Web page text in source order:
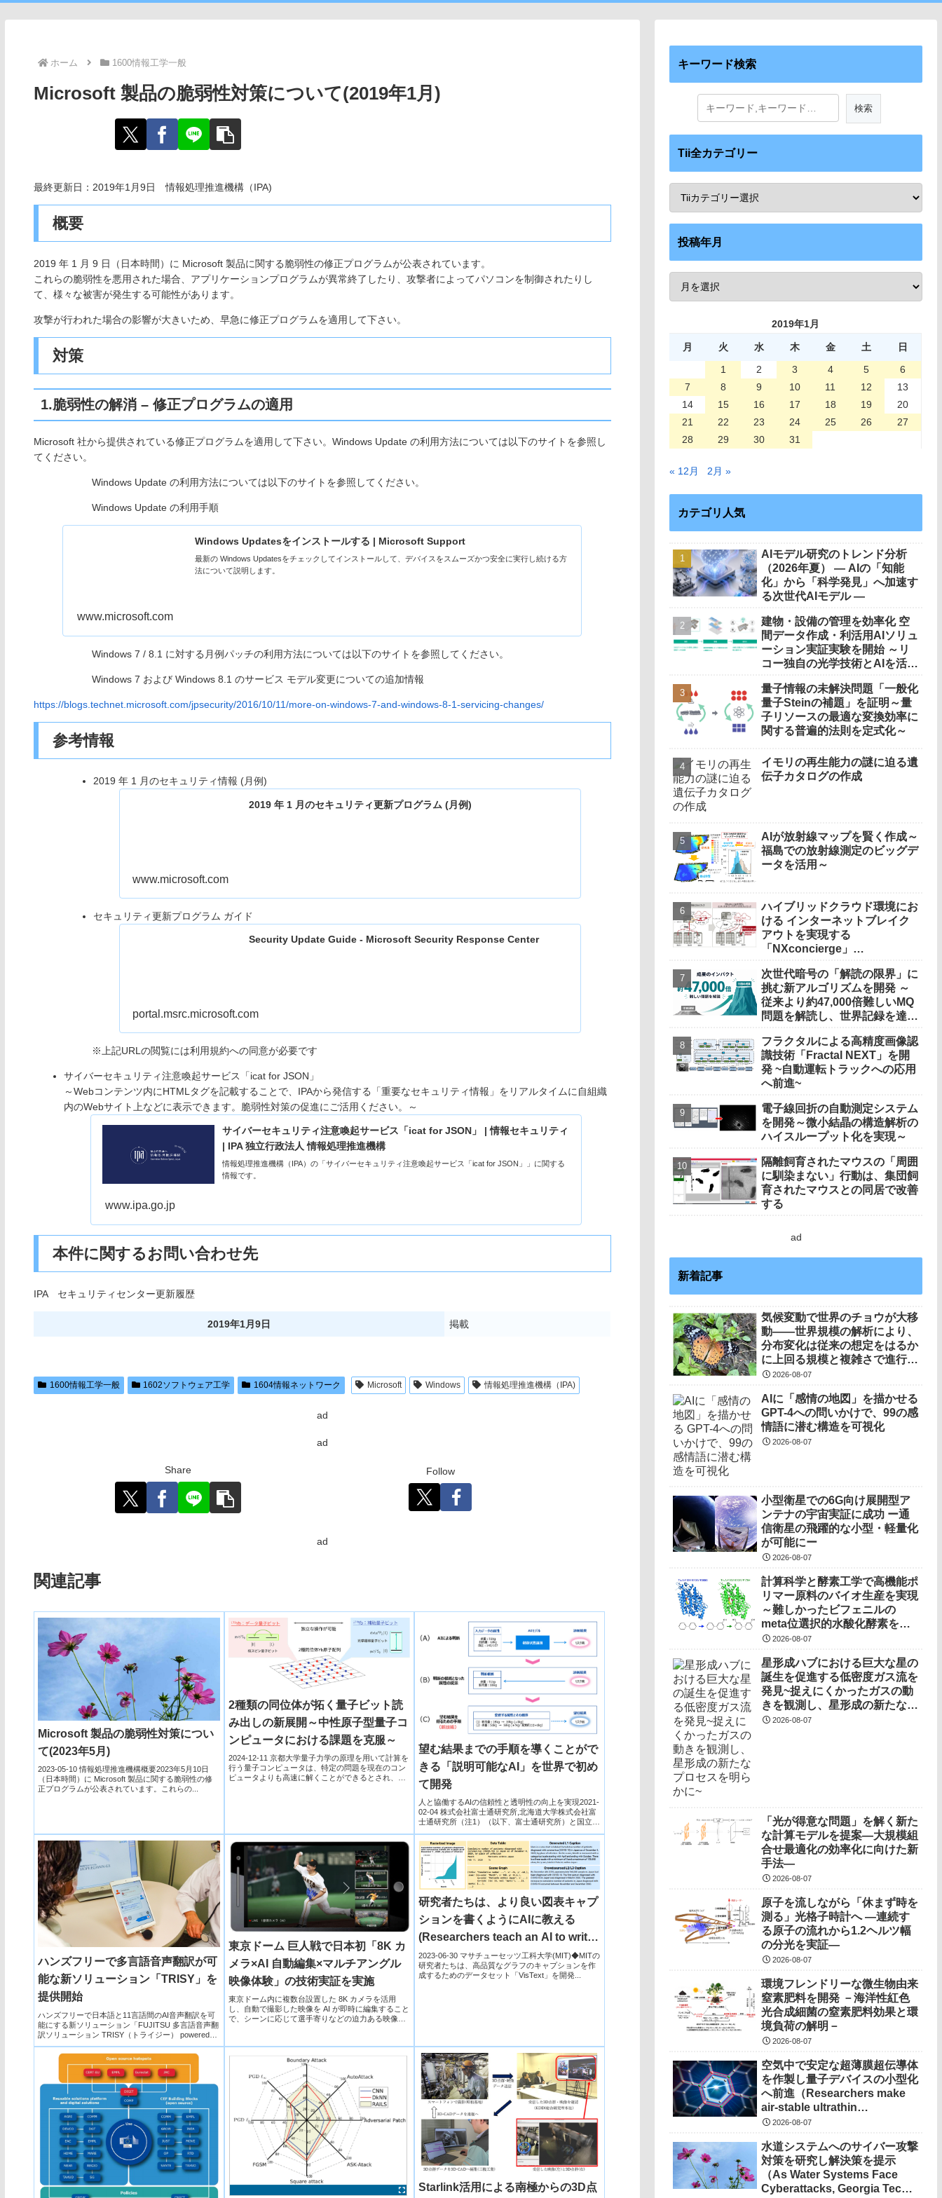
ホーム 1600情報工学一般
Microsoft 製品の脆弱性対策について(2019年1月)
最終更新日：2019年1月9日 情報処理推進機構（IPA)
概要
2019 年 1 月 9 日（日本時間）に Microsoft 製品に関する脆弱性の修正プログラムが公表されています。
これらの脆弱性を悪用された場合、アプリケーションプログラムが異常終了したり、攻撃者によってパソコンを制御されたりし
て、様々な被害が発生する可能性があります。
攻撃が行われた場合の影響が大きいため、早急に修正プログラムを適用して下さい。
対策
1.脆弱性の解消 – 修正プログラムの適用
Microsoft 社から提供されている修正プログラムを適用して下さい。Windows Update の利用方法については以下のサイトを参照し
てください。
Windows Update の利用方法については以下のサイトを参照してください。
Windows Update の利用手順
Windows Updatesをインストールする | Microsoft Support
最新の Windows Updatesをチェックしてインストールして、デバイスをスムーズかつ安全に実行し続ける方
法について説明します。
www.microsoft.com
Windows 7 / 8.1 に対する月例パッチの利用方法については以下のサイトを参照してください。
Windows 7 および Windows 8.1 のサービス モデル変更についての追加情報
https://blogs.technet.microsoft.com/jpsecurity/2016/10/11/more-on-windows-7-and-windows-8-1-servicing-changes/
参考情報
2019 年 1 月のセキュリティ情報 (月例)
2019 年 1 月のセキュリティ更新プログラム (月例)
www.microsoft.com
セキュリティ更新プログラム ガイド
Security Update Guide - Microsoft Security Response Center
portal.msrc.microsoft.com
※上記URLの閲覧には利用規約への同意が必要です
サイバーセキュリティ注意喚起サービス「icat for JSON」
～Webコンテンツ内にHTMLタグを記載することで、IPAから発信する「重要なセキュリティ情報」をリアルタイムに自組織
内のWebサイト上などに表示できます。脆弱性対策の促進にご活用ください。～
サイバーセキュリティ注意喚起サービス「icat for JSON」 | 情報セキュリティ
| IPA 独立行政法人 情報処理推進機構
情報処理推進機構（IPA）の「サイバーセキュリティ注意喚起サービス「icat for JSON」」に関する
情報です。
www.ipa.go.jp
本件に関するお問い合わせ先
IPA セキュリティセンター更新履歴
2019年1月9日 掲載
1600情報工学一般 1602ソフトウェア工学 1604情報ネットワーク Microsoft Windows 情報処理推進機構（IPA)
ad
ad
Share Follow
ad
関連記事
Microsoft 製品の脆弱性対策につい
て(2023年5月)
2023-05-10 情報処理推進機構概要2023年5月10日
（日本時間）に Microsoft 製品に関する脆弱性の修
正プログラムが公表されています。これらの...
2種類の同位体が拓く量子ビット読
み出しの新展開～中性原子型量子コ
ンピュータにおける課題を克服～
2024-12-11 京都大学量子力学の原理を用いて計算を
行う量子コンピュータは、特定の問題を現在のコン
ピュータよりも高速に解くことができるとされ、盛
望む結果までの手順を導くことがで
きる「説明可能なAI」を世界で初め
て開発
人と協働するAIの信頼性と透明性の向上を実現2021-
02-04 株式会社富士通研究所,北海道大学株式会社富
士通研究所（注1）（以下、富士通研究所）と国立大
ハンズフリーで多言語音声翻訳が可
能な新ソリューション「TRISY」を
提供開始
ハンズフリーで日本語と11言語間のAI音声翻訳を可
能にする新ソリューション「FUJITSU 多言語音声翻
訳ソリューション TRISY（トライジー） powered
by Zinrai」を開発し、外国人とのコミュニケーショ
ンが不可欠、かつ音声翻訳時の端末操作が困難な医
療や観光分野などの現場向けに、2021年5月13日よ
り提供開始する。
東京ドーム 巨人戦で日本初「8K カ
メラ×AI 自動編集×マルチアングル
映像体験」の技術実証を実施
東京ドーム内に複数台設置した 8K カメラを活用
し、自動で撮影した映像を AI が即時に編集すること
で、シーンに応じて選手寄りなどの迫力ある映像を
研究者たちは、より良い図表キャプ
ションを書くようにAIに教える
(Researchers teach an AI to write
better chart captions)
2023-06-30 マサチューセッツ工科大学(MIT)◆MITの
研究者たちは、高品質なグラフのキャプションを作
成するためのデータセット「VisText」を開発...
Starlink活用による南極からの3D点
キーワード検索
Tii全カテゴリー
投稿年月
2019年1月
月 火 水 木 金 土
日
1
2 3 4 5
6
7
8 9 10 11 12
13
14
15 16 17 18 19
20
21
22 23 24 25 26
27
28
29 30 31
« 12月 2月 »
カテゴリ人気
AIモデル研究のトレンド分析
（2026年夏） ― AIの「知能
化」から「科学発見」へ加速す
る次世代AIモデル ―
建物・設備の管理を効率化 空
間データ作成・利活用AIソリュ
ーション実証実験を開始 ～リ
コー独自の光学技術とAIを活
ャル空間に再現しデジタル管理
～
量子情報の未解決問題「一般化
量子Steinの補題」を証明～量
子リソースの最適な変換効率に
関する普遍的法則を定式化～
イモリの再生能力の謎に迫る遺
伝子カタログの作成
AIが放射線マップを賢く作成～
福島での放射線測定のビッグデ
ータを活用～
ハイブリッドクラウド環境にお
ける インターネットブレイク
アウトを実現する
「NXconcierge」…
次世代暗号の「解読の限界」に
挑む新アルゴリズムを開発 ～
従来より約47,000倍難しいMQ
問題を解読し、世界記録を達成
フラクタルによる高精度画像認
識技術「Fractal NEXT」を開
発 ~自動運転トラックへの応用
へ前進~
電子線回折の自動測定システム
を開発～微小結晶の構造解析の
ハイスループット化を実現～
隔離飼育されたマウスの「周囲
に馴染まない」行動は、集団飼
育されたマウスとの同居で改善
する
ad
新着記事
気候変動で世界のチョウが大移
動――世界規模の解析により、
分布変化は従来の想定をはるか
に上回る規模と複雑さで進行し
ていることを解明――
2026-08-07
AIに「感情の地図」を描かせる
GPT-4への問いかけで、99の感
情語に潜む構造を可視化
2026-08-07
小型衛星での6G向け展開型ア
ンテナの宇宙実証に成功 ー通
信衛星の飛躍的な小型・軽量化
が可能にー
2026-08-07
計算科学と酵素工学で高機能ポ
リマー原料のバイオ生産を実現
～難しかったビフェニルの
meta位選択的水酸化酵素を開
発～2026-08-07
星形成ハブにおける巨大な星の
誕生を促進する低密度ガス流を
発見~捉えにくかったガスの動
きを観測し、星形成の新たなプ
ロセスを明らかに~
2026-08-07
「光が得意な問題」を解く新た
な計算モデルを提案―大規模組
合せ最適化の効率化に向けた新
手法―
2026-08-07
原子を流しながら「休まず時を
測る」光格子時計へ ―連続す
る原子の流れから1.2ヘルツ幅
の分光を実証―
2026-08-07
環境フレンドリーな微生物由来
窒素肥料を開発 －海洋性紅色
光合成細菌の窒素肥料効果と環
境負荷の解明－
2026-08-07
空気中で安定な超薄膜超伝導体
を作製し量子デバイスの小型化
へ前進（Researchers make
air-stable ultrathin
superconductors more
devices）
2026-08-07
水道システムへのサイバー攻撃
対策を研究し解決策を提示
（As Water Systems Face
Cyberattacks, Georgia Tech